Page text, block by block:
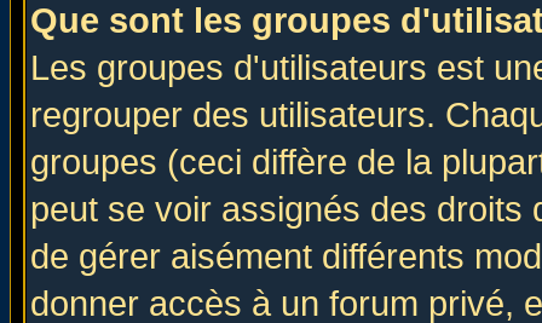
Que sont les groupes
Les groupes d'utilisateurs est
regrouper des utilisateurs.
groupes (ceci diffère de la
peut se voir assignés des
de gérer aisément différents
donner accès à un forum privé,